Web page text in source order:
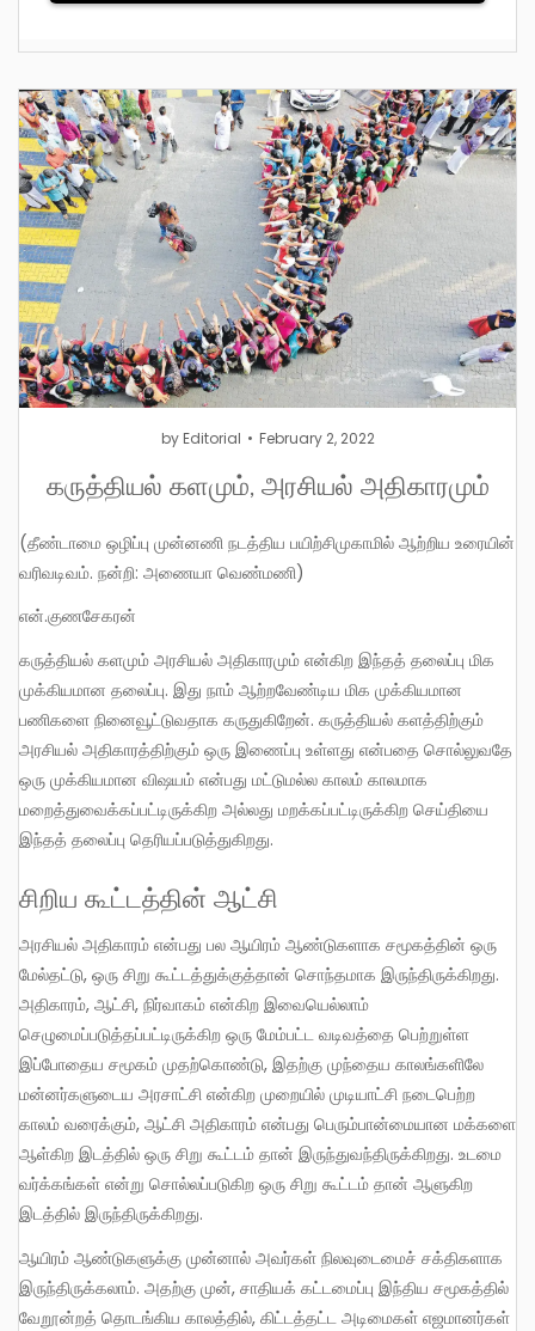
by Editorial February 2, 2022
கருத்தியல் களமும், அரசியல் அதிகாரமும்
(தீண்டாமை ஒழிப்பு முன்னணி நடத்திய பயிற்சிமுகாமில் ஆற்றிய உரையின்
வரிவடிவம். நன்றி: அணையா வெண்மணி)
என்.குணசேகரன்
கருத்தியல் களமும் அரசியல் அதிகாரமும் என்கிற இந்தத் தலைப்பு மிக
முக்கியமான தலைப்பு. இது நாம் ஆற்றவேண்டிய மிக முக்கியமான
பணிகளை நினைவூட்டுவதாக கருதுகிறேன். கருத்தியல் களத்திற்கும்
அரசியல் அதிகாரத்திற்கும் ஒரு இணைப்பு உள்ளது என்பதை சொல்லுவதே
ஒரு முக்கியமான விஷயம் என்பது மட்டுமல்ல காலம் காலமாக
மறைத்துவைக்கப்பட்டிருக்கிற அல்லது மறக்கப்பட்டிருக்கிற செய்தியை
இந்தத் தலைப்பு தெரியப்படுத்துகிறது.
சிறிய கூட்டத்தின் ஆட்சி
அரசியல் அதிகாரம் என்பது பல ஆயிரம் ஆண்டுகளாக சமூகத்தின் ஒரு
மேல்தட்டு, ஒரு சிறு கூட்டத்துக்குத்தான் சொந்தமாக இருந்திருக்கிறது.
அதிகாரம், ஆட்சி, நிர்வாகம் என்கிற இவையெல்லாம்
செழுமைப்படுத்தப்பட்டிருக்கிற ஒரு மேம்பட்ட வடிவத்தை பெற்றுள்ள
இப்போதைய சமூகம் முதற்கொண்டு, இதற்கு முந்தைய காலங்களிலே
மன்னர்களுடைய அரசாட்சி என்கிற முறையில் முடியாட்சி நடைபெற்ற
காலம் வரைக்கும், ஆட்சி அதிகாரம் என்பது பெரும்பான்மையான மக்களை
ஆள்கிற இடத்தில் ஒரு சிறு கூட்டம் தான் இருந்துவந்திருக்கிறது. உடமை
வர்க்கங்கள் என்று சொல்லப்படுகிற ஒரு சிறு கூட்டம் தான் ஆளுகிற
இடத்தில் இருந்திருக்கிறது.
ஆயிரம் ஆண்டுகளுக்கு முன்னால் அவர்கள் நிலவுடைமைச் சக்திகளாக
இருந்திருக்கலாம். அதற்கு முன், சாதியக் கட்டமைப்பு இந்திய சமூகத்தில்
வேறூன்றத் தொடங்கிய காலத்தில், கிட்டத்தட்ட அடிமைகள் எஜமானர்கள்